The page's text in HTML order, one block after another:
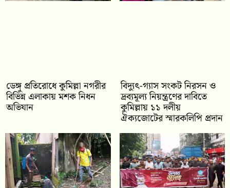
ডেঙ্গু প্রতিরোধে কুমিল্লা নগরীর
বিভিন্ন এলাকায় মশক নিধন
অভিযান
‎বিদ্যুৎ-গ্যাস সংকট নিরসন ও
দ্রব্যমূল্য নিয়ন্ত্রণের দাবিতে
কুমিল্লায় ১১ দলীয়
ঐক‍্যজোটের স্মারকলিপি প্রদান